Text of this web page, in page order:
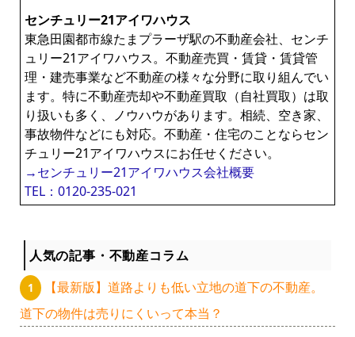
センチュリー21アイワハウス
東急田園都市線たまプラーザ駅の不動産会社、センチ
ュリー21アイワハウス。不動産売買・賃貸・賃貸管
理・建売事業など不動産の様々な分野に取り組んでい
ます。特に不動産売却や不動産買取（自社買取）は取
り扱いも多く、ノウハウがあります。相続、空き家、
事故物件などにも対応。不動産・住宅のことならセン
チュリー21アイワハウスにお任せください。
→センチュリー21アイワハウス会社概要
TEL：0120-235-021
人気の記事・不動産コラム
【最新版】道路よりも低い立地の道下の不動産。
道下の物件は売りにくいって本当？